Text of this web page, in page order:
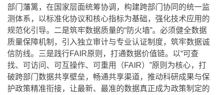
部门藩篱，在国家层面统筹协调，构建跨部门协同的统一监
测体系，以标准化协议和核心指标为基础，强化技术应用的
规范化引导。二是筑牢数据质量的“防火墙”。必须健全数据
质量保障机制，引入独立审计与专业认证制度，筑牢数据诚
信防线。三是践行FAIR原则，打通数据价值链。以“可查
找、可访问、可互操作、可重用（FAIR）”原则为核心，打
破跨部门数据共享壁垒，畅通共享渠道，推动科研成果与保
护政策精准衔接，让最新、最准的数据真正成为政策制定的